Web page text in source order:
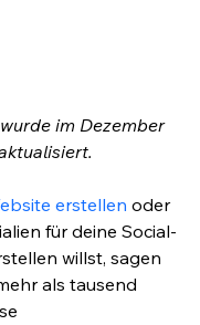
im Dezember
erstellen oder
für deine Social-
willst, sagen
als tausend